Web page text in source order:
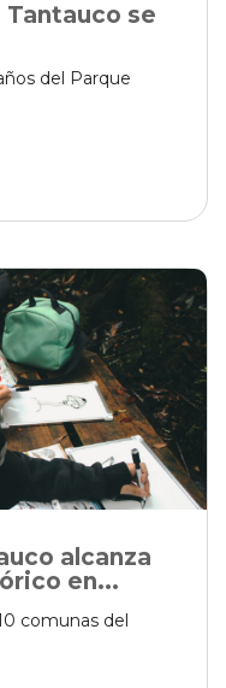
Tantauco se
del Parque
alcanza
en...
comunas del